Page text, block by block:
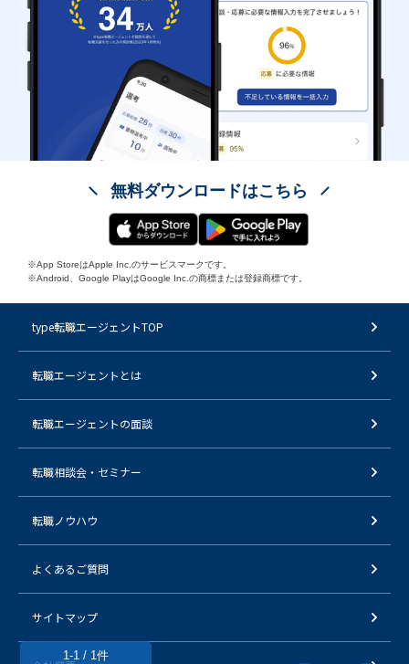
1-1 / 1件
無料ダウンロードはこちら
※App StoreはApple Inc.のサービスマークです。
※Android、Google PlayはGoogle Inc.の商標または登録商標です。
type転職エージェントTOP
転職エージェントとは
転職エージェントの面談
転職相談会・セミナー
転職ノウハウ
よくあるご質問
サイトマップ